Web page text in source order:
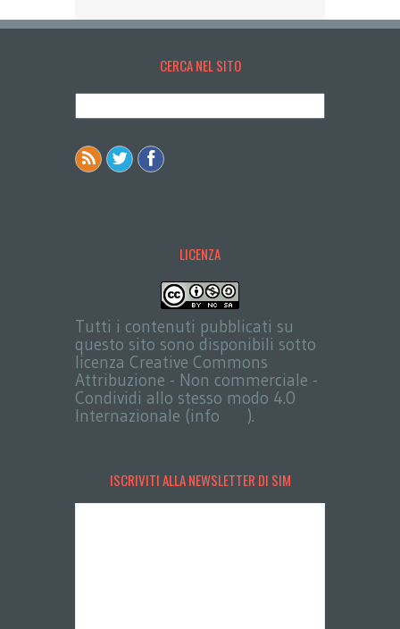
CERCA NEL SITO
LICENZA
Tutti i contenuti pubblicati su
questo sito sono disponibili sotto
licenza Creative Commons
Attribuzione - Non commerciale -
Condividi allo stesso modo 4.0
Internazionale (info
).
ISCRIVITI ALLA NEWSLETTER DI SIM